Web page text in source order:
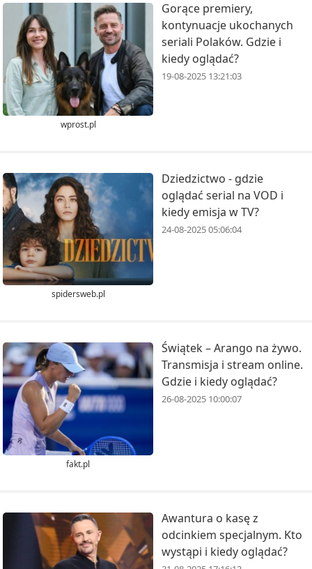
wprost.pl
Gorące premiery,
kontynuacje ukochanych
seriali Polaków. Gdzie i
kiedy oglądać?
19-08-2025 13:21:03
spidersweb.pl
Dziedzictwo - gdzie
oglądać serial na VOD i
kiedy emisja w TV?
24-08-2025 05:06:04
fakt.pl
Świątek – Arango na żywo.
Transmisja i stream online.
Gdzie i kiedy oglądać?
26-08-2025 10:00:07
Awantura o kasę z
odcinkiem specjalnym. Kto
wystąpi i kiedy oglądać?